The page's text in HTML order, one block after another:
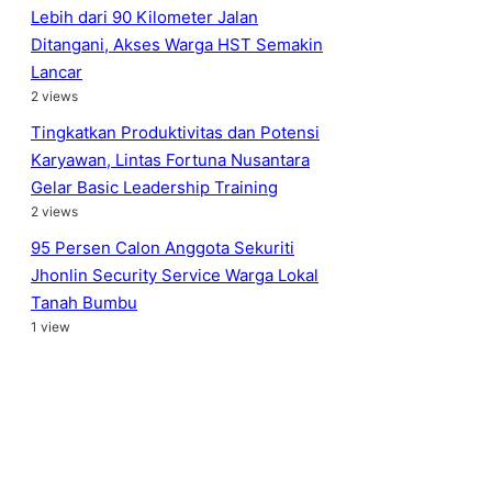
Lebih dari 90 Kilometer Jalan
Ditangani, Akses Warga HST Semakin
Lancar
2 views
Tingkatkan Produktivitas dan Potensi
Karyawan, Lintas Fortuna Nusantara
Gelar Basic Leadership Training
2 views
95 Persen Calon Anggota Sekuriti
Jhonlin Security Service Warga Lokal
Tanah Bumbu
1 view